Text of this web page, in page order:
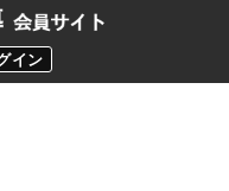
イン